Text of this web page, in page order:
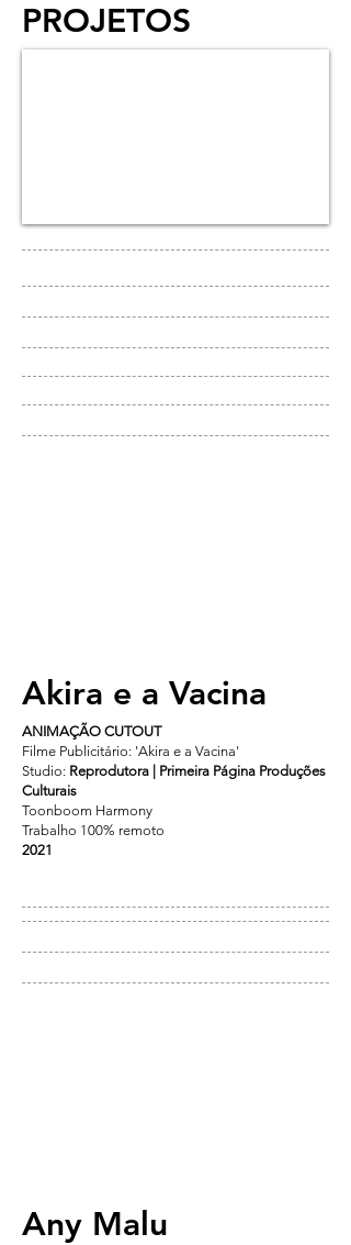
PROJETOS
Akira e a Vacina
ANIMAÇÃO CUTOUT
Filme Publicitário: 'Akira e a Vacina'
Studio: Reprodutora | Primeira Página Produções
Culturais
Toonboom Harmony
Trabalho 100% remoto
2021
Any Malu